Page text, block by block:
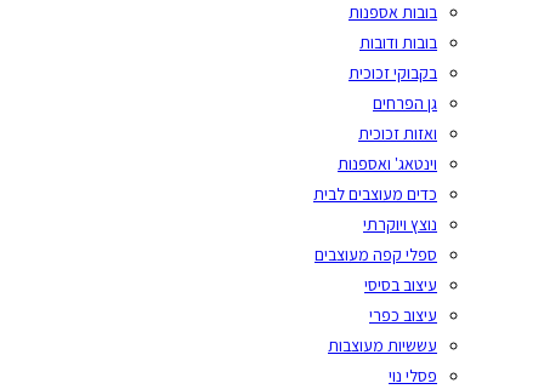
בובות אספנות
בובות ודובות
בקבוקי זכוכית
גן הפרחים
ואזות זכוכית
וינטאג' ואספנות
כדים מעוצבים לבית
נוצץ ויוקרתי
ספלי קפה מעוצבים
עיצוב בסיסי
עיצוב כפרי
עששיות מעוצבות
פסלי נוי